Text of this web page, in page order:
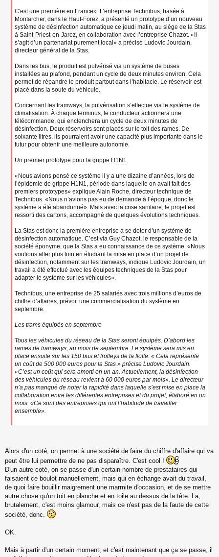
C'est une première en France». L’entreprise Technibus, basée à
Montarcher, dans le Haut-Forez, a présenté un prototype d’un nouveau
système de désinfection automatique ce jeudi matin, au siège de la Stas
à Saint-Priest-en-Jarez, en collaboration avec l’entreprise Chazot. «Il
s’agit d’un partenariat purement local» a précisé Ludovic Jourdain,
directeur général de la Stas.
Dans les bus, le produit est pulvérisé via un système de buses
installées au plafond, pendant un cycle de deux minutes environ. Cela
permet de répandre le produit partout dans l’habitacle. Le réservoir est
placé dans la soute du véhicule.
Concernant les tramways, la pulvérisation s’effectue via le système de
climatisation. À chaque terminus, le conducteur actionnera une
télécommande, qui enclenchera un cycle de deux minutes de
désinfection. Deux réservoirs sont placés sur le toit des rames. De
soixante litres, ils pourraient avoir une capacité plus importante dans le
futur pour obtenir une meilleure autonomie.
Un premier prototype pour la grippe H1N1
«Nous avions pensé ce système il y a une dizaine d’années, lors de
l’épidémie de grippe H1N1, période dans laquelle on avait fait des
premiers prototypes» explique Alain Roche, directeur technique de
Technibus. «Nous n’avions pas eu de demande à l’époque, donc le
système a été abandonné». Mais avec la crise sanitaire, le projet est
ressorti des cartons, accompagné de quelques évolutions techniques.
La Stas est donc la première entreprise à se doter d’un système de
désinfection automatique. C’est via Guy Chazot, le responsable de la
société éponyme, que la Stas a eu connaissance de ce système. «Nous
voulions aller plus loin en étudiant la mise en place d’un projet de
désinfection, notamment sur les tramways, indique Ludovic Jourdain, un
travail a été effectué avec les équipes techniques de la Stas pour
adapter le système sur les véhicules».
Technibus, une entreprise de 25 salariés avec trois millions d’euros de
chiffre d’affaires, prévoit une commercialisation du système en
septembre.
Les trams équipés en septembre
Tous les véhicules du réseau de la Stas seront équipés. D’abord les
rames de tramways, au mois de septembre. Le système sera mis en
place ensuite sur les 150 bus et trolleys de la flotte. « Cela représente
un coût de 500 000 euros pour la Stas » précise Ludovic Jourdain.
«C’est un coût qui sera amorti en un an. Actuellement, la désinfection
des véhicules du réseau revient à 60 000 euros par mois». Le directeur
n’a pas manqué de noter la rapidité dans laquelle s’est mise en place la
collaboration entre les différentes entreprises et du projet, élaboré en un
mois. «Ce sont des entreprises qui ont l’habitude de travailler
ensemble».
Alors d'un coté, on permet à une société de faire du chiffre d'affaire qui va
peut être lui permettre de ne pas disparaître. C'est cool !
D'un autre coté, on se passe d'un certain nombre de prestataires qui
faisaient ce boulot manuellement, mais qui en échange avait du travail,
de quoi faire bouillir maigrement une marmite d'occasion, et de se mettre
autre chose qu'un toit en planche et en toile au dessus de la tête. La,
brutalement, c'est moins glamour, mais ce n'est pas de la faute de cette
société, donc.
OK.
Mais à partir d'un certain moment, et c'est maintenant que ça se passe, il